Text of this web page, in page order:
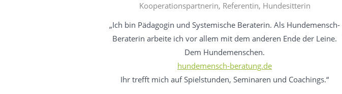
Kooperationspartnerin, Referentin, Hundesitterin
„Ich bin Pädagogin und Systemische Beraterin. Als Hundemensch-
Beraterin arbeite ich vor allem mit dem anderen Ende der Leine.
Dem Hundemenschen.
hundemensch-beratung.de
Ihr trefft mich auf Spielstunden, Seminaren und Coachings.“